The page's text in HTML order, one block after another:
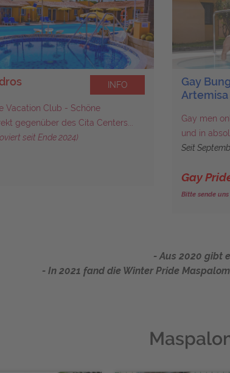
INFO
Vacation Club - Schöne
gegenüber des Cita Centers...
seit Ende 2024)
Gay
Artemisa
Gay men
und in
Seit
Gay
Bitte sende
- Aus 2020 gibt
- In 2021 fand die Winter Pride